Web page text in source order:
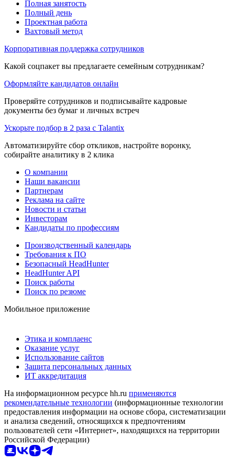
Полная занятость
Полный день
Проектная работа
Вахтовый метод
Корпоративная поддержка сотрудников
Какой соцпакет вы предлагаете семейным сотрудникам?
Оформляйте кандидатов онлайн
Проверяйте сотрудников и подписывайте кадровые
документы без бумаг и личных встреч
Ускорьте подбор в 2 раза с Talantix
Автоматизируйте сбор откликов, настройте воронку,
собирайте аналитику в 2 клика
О компании
Наши вакансии
Партнерам
Реклама на сайте
Новости и статьи
Инвесторам
Кандидаты по профессиям
Производственный календарь
Требования к ПО
Безопасный HeadHunter
HeadHunter API
Поиск работы
Поиск по резюме
Мобильное приложение
Этика и комплаенс
Оказание услуг
Использование сайтов
Защита персональных данных
ИТ аккредитация
На информационном ресурсе hh.ru применяются
рекомендательные технологии (информационные технологии
предоставления информации на основе сбора, систематизации
и анализа сведений, относящихся к предпочтениям
пользователей сети «Интернет», находящихся на территории
Российской Федерации)